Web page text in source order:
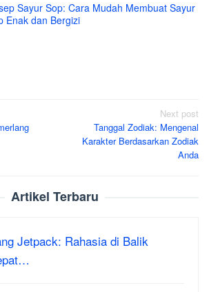
Sayur Sop: Cara Mudah Membuat Sayur
Enak dan Bergizi
Next post
Tanggal Zodiak: Mengenal
Karakter Berdasarkan Zodiak
Anda
Artikel Terbaru
Jetpack: Rahasia di Balik